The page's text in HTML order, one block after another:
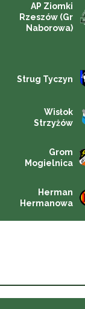
AP Ziomki
Rzeszów (Gr
Naborowa)
Strug Tyczyn
Wisłok
Strzyżów
Grom
Mogielnica
Herman
Hermanowa